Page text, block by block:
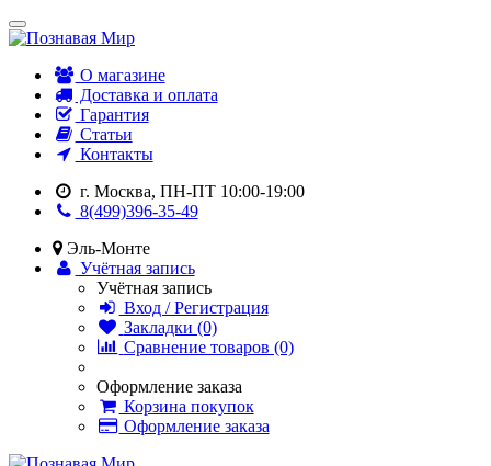
О магазине
Доставка и оплата
Гарантия
Статьи
Контакты
г. Москва, ПН-ПТ 10:00-19:00
8(499)396-35-49
Эль-Монте
Учётная запись
Учётная запись
Вход / Регистрация
Закладки (0)
Сравнение товаров (0)
Оформление заказа
Корзина покупок
Оформление заказа